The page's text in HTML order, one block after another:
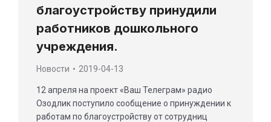
благоустройству принудили
работников дошкольного
учреждения.
Новости 2019-04-13
12 апреля на проект «Ваш Телеграм» радио
Озодлик поступило сообщение о принуждении к
работам по благоустройству от сотрудниц